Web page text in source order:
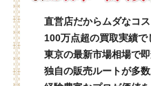
直営店だからムダなコ
100万点超の買取実績で
東京の最新市場相場で即
独自の販売ルートが多